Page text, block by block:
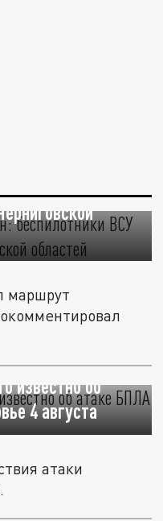
беспилотники
маршрут
известно об
4 августа
атаки